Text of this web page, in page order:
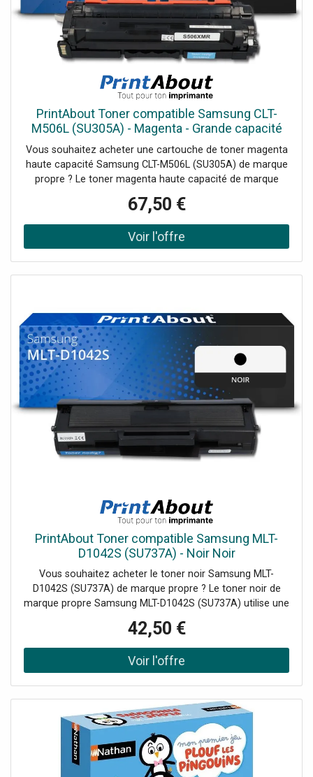
PrintAbout Toner compatible Samsung CLT-
M506L (SU305A) - Magenta - Grande capacité
Magenta
Vous souhaitez acheter une cartouche de toner magenta
haute capacité Samsung CLT-M506L (SU305A) de marque
propre ? Le toner magenta haute capacité de marque
qui impriment beaucoup et qui ne veulent pas avoir à se
soucier d'un séchage....
67,50 €
PrintAbout Toner compatible Samsung MLT-
D1042S (SU737A) - Noir Noir
Vous souhaitez acheter le toner noir Samsung MLT-
D1042S (SU737A) de marque propre ? Le toner noir de
marque propre Samsung MLT-D1042S (SU737A) utilise une
sécher. La qualité d'impression reste ainsi stable, même en
cas d'utilisation....
42,50 €